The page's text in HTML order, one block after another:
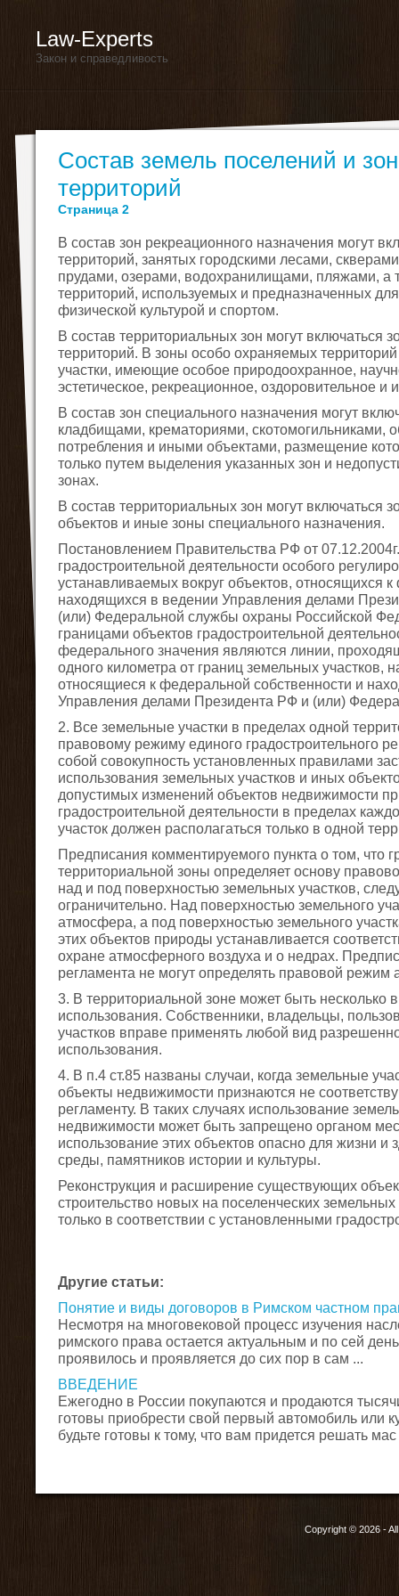
Law-Experts
Закон и справедливость
Состав земель поселений и
территорий
Страница 2
В состав зон рекреационного назначения могут
территорий, занятых городскими лесами,
прудами, озерами, водохранилищами, пляжами, а
территорий, используемых и предназначенных
физической культурой и спортом.
В состав территориальных зон могут включаться
территорий. В зоны особо охраняемых
участки, имеющие особое природоохранное,
эстетическое, рекреационное, оздоровительное и
В состав зон специального назначения могут
кладбищами, крематориями, скотомогильниками,
потребления и иными объектами, размещение
только путем выделения указанных зон и
зонах.
В состав территориальных зон могут включаться
объектов и иные зоны специального назначения.
Постановлением Правительства РФ от
градостроительной деятельности особого
устанавливаемых вокруг объектов, относящихся
находящихся в ведении Управления делами
(или) Федеральной службы охраны Российской
границами объектов градостроительной
федерального значения являются линии,
одного километра от границ земельных
относящиеся к федеральной собственности и
Управления делами Президента РФ и (или)
2. Все земельные участки в пределах одной
правовому режиму единого градостроительного
собой совокупность установленных правилами
использования земельных участков и иных
допустимых изменений объектов недвижимости
градостроительной деятельности в пределах
участок должен располагаться только в одной
Предписания комментируемого пункта о том, что
территориальной зоны определяет основу
над и под поверхностью земельных участков,
ограничительно. Над поверхностью земельного
атмосфера, а под поверхностью земельного
этих объектов природы устанавливается
охране атмосферного воздуха и о недрах.
регламента не могут определять правовой режим
3. В территориальной зоне может быть несколько
использования. Собственники, владельцы,
участков вправе применять любой вид
использования.
4. В п.4 ст.85 названы случаи, когда земельные
объекты недвижимости признаются не
регламенту. В таких случаях использование
недвижимости может быть запрещено органом
использование этих объектов опасно для жизни
среды, памятников истории и культуры.
Реконструкция и расширение существующих
строительство новых на поселенческих
только в соответствии с установленными
Другие статьи:
Понятие и виды договоров в Римском частном
Несмотря на многовековой процесс изучения
римского права остается актуальным и по сей
проявилось и проявляется до сих пор в сам ...
ВВЕДЕНИЕ
Ежегодно в России покупаются и продаются
готовы приобрести свой первый автомобиль или
будьте готовы к тому, что вам придется решать мас
Copyright © 2026 -